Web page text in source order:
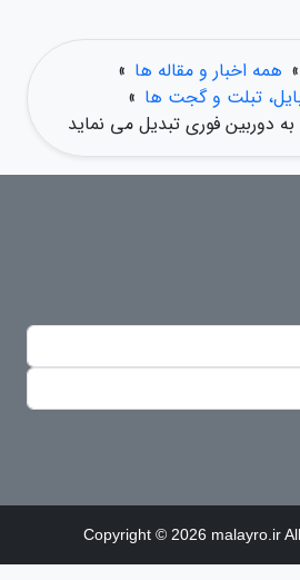
» همه اخبار و مقاله ها »
تبلت و گجت ها »
دوربین فوری تبدیل می نماید
Copyright © 2026 malayro.ir